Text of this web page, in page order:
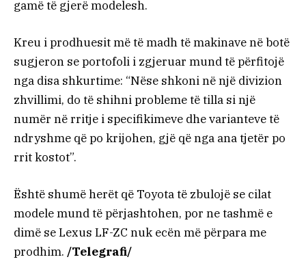
gamë të gjerë modelesh.
Kreu i prodhuesit më të madh të makinave në botë
sugjeron se portofoli i zgjeruar mund të përfitojë
nga disa shkurtime: “Nëse shkoni në një divizion
zhvillimi, do të shihni probleme të tilla si një
numër në rritje i specifikimeve dhe varianteve të
ndryshme që po krijohen, gjë që nga ana tjetër po
rrit kostot”.
Është shumë herët që Toyota të zbulojë se cilat
modele mund të përjashtohen, por ne tashmë e
dimë se Lexus LF-ZC nuk ecën më përpara me
prodhim. /Telegrafi/